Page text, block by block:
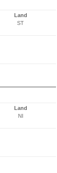
Land
ST
Land
NI